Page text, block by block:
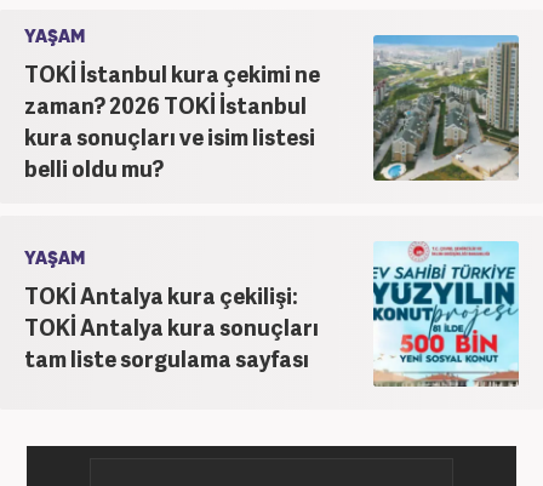
inanmakta ve bu değerleri meslek hayatında da ön
planda tutmaktadır.
YAŞAM
TOKİ İstanbul kura çekimi ne
zaman? 2026 TOKİ İstanbul
kura sonuçları ve isim listesi
belli oldu mu?
YAŞAM
TOKİ Antalya kura çekilişi:
TOKİ Antalya kura sonuçları
tam liste sorgulama sayfası